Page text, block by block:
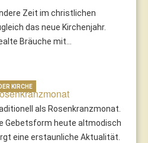
Zeit im christlichen
das neue Kirchenjahr.
Bräuche mit...
als Rosenkranzmonat.
Gebetsform heute altmodisch
eine erstaunliche Aktualität.
KIRCHE